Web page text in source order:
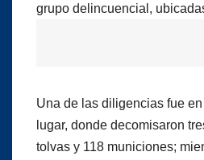
grupo delincuencial,
Una de las diligencias fue
lugar, donde decomisaron
tolvas y 118 municiones;